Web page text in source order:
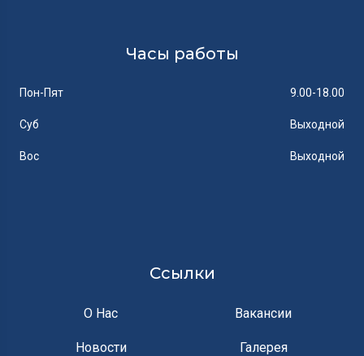
Часы работы
Пон-Пят 9.00-18.00
Суб Выходной
Вос Выходной
Ссылки
О Нас Вакансии
Новости Галерея